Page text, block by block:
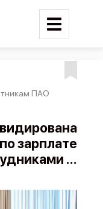
ПАО
зарплате
...